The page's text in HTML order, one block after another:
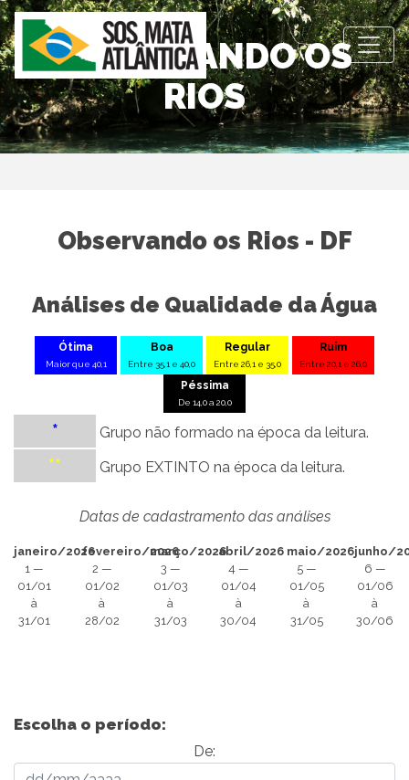
OBSERVANDO OS
RIOS
Observando os Rios - DF
Análises de Qualidade da Água
Ótima
Maior que 40,1
Boa
Entre 35,1 e 40,0
Regular
Entre 26,1 e 35,0
Ruim
Entre 20,1 e 26,0
Péssima
De 14,0 a 20,0
* Grupo não formado na época da leitura.
** Grupo EXTINTO na época da leitura.
Datas de cadastramento das análises
janeiro/2026
1 —
01/01
à
31/01
fevereiro/2026
2 —
01/02
à
28/02
março/2026
3 —
01/03
à
31/03
abril/2026
4 —
01/04
à
30/04
maio/2026
5 —
01/05
à
31/05
junho/
6 —
01/06
à
30/06
Escolha o período:
De: